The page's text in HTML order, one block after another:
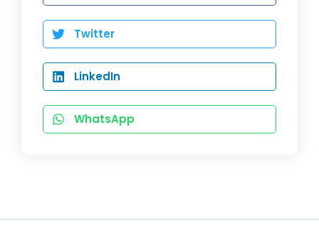
Twitter
LinkedIn
WhatsApp